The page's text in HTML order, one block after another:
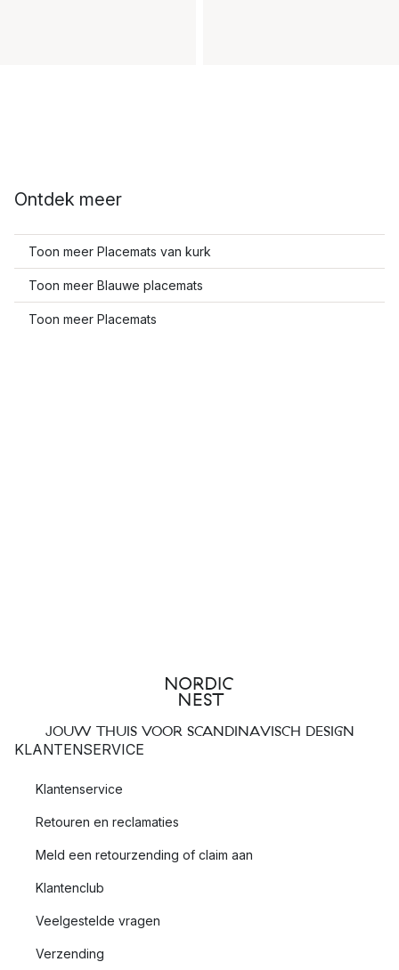
Ontdek meer
Toon meer Placemats van kurk
Toon meer Blauwe placemats
Toon meer Placemats
JOUW THUIS VOOR SCANDINAVISCH DESIGN
KLANTENSERVICE
Klantenservice
Retouren en reclamaties
Meld een retourzending of claim aan
Klantenclub
Veelgestelde vragen
Verzending